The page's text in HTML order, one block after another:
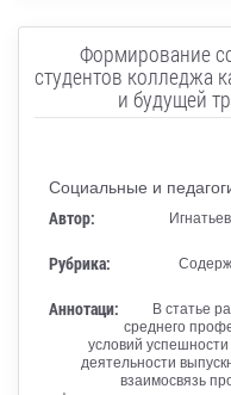
Формирование
студентов колледжа
и будущей
Социальные и
Автор:
Рубрика:
Аннотаци:
В статье
среднего
условий
деятельности
взаимосвязь